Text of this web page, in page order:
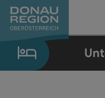
Zum Inhalt
Zur Navigation
Zum Seitenanfang
Zur Kontaktseite
Zum Impressum
Zur Startseite